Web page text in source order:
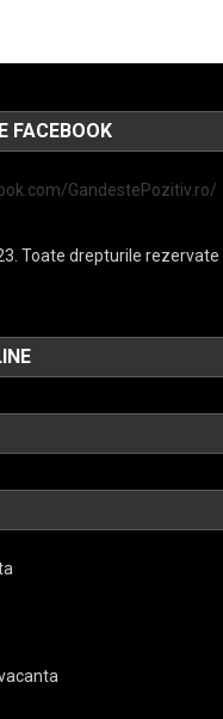
FACEBOOK
GandestePozitiv.ro/
Toate drepturile rezervate